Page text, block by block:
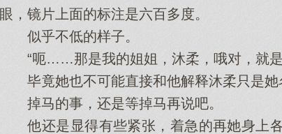
眼，镜片上面的标注是六百多度。
似乎不低的样子。
“呃……那是我的姐姐，沐柔，哦对，就是
毕竟她也不可能直接和他解释沐柔只是她
掉马的事，还是等掉马再说吧。
他还是显得有些紧张，着急的再她身上